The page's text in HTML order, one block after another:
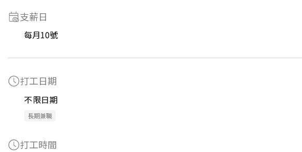
支薪日
每月10號
打工日期
不限日期
長期兼職
打工時間